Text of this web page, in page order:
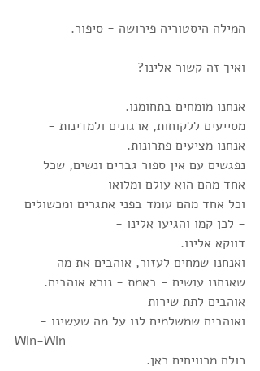
המילה היסטוריה פירושה - סיפור.
ואיך זה קשור אלינו?
אנחנו מומחים בתחומנו.
מסייעים ללקוחות, ארגונים ולמדינות -
אנחנו מציעים פתרונות.
נפגשים עם אין ספור גברים ונשים, שכל
אחד מהם הוא עולם ומלואו
וכל אחד מהם עומד בפני אתגרים ומכשולים
- לכן קמו והגיעו אלינו -
דווקא אלינו.
ואנחנו שמחים לעזור, אוהבים את מה
שאנחנו עושים - באמת - נורא אוהבים.
אוהבים לתת שירות
ואוהבים שמשלמים לנו על מה שעשינו -
Win-Win
כולם מרוויחים כאן.